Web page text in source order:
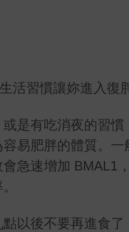
是有吃消夜的習慣
易肥胖的體質。
急速增加 BMAL1
以後不要再進食